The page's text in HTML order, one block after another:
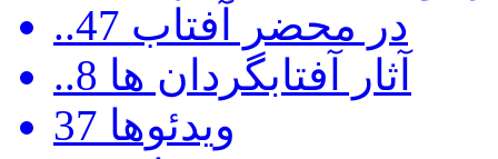
..در محضر آفتاب 47
..آثار آفتابگردان ها 8
ویدئوها 37